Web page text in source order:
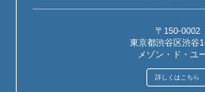
〒150-0002
東京都渋谷区渋谷
メゾン・ド・ユ
詳しくはこちら